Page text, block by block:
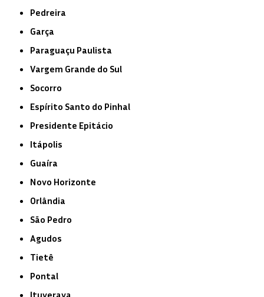
Pedreira
Garça
Paraguaçu Paulista
Vargem Grande do Sul
Socorro
Espírito Santo do Pinhal
Presidente Epitácio
Itápolis
Guaíra
Novo Horizonte
Orlândia
São Pedro
Agudos
Tietê
Pontal
Ituverava